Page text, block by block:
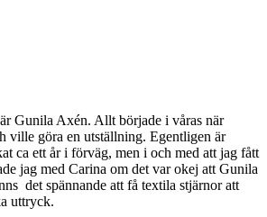
Gunila Axén. Allt började i våras när
ville göra en utställning. Egentligen är
ca ett år i förväg, men i och med att jag fått
jag med Carina om det var okej att Gunila
det spännande att få textila stjärnor att
uttryck.